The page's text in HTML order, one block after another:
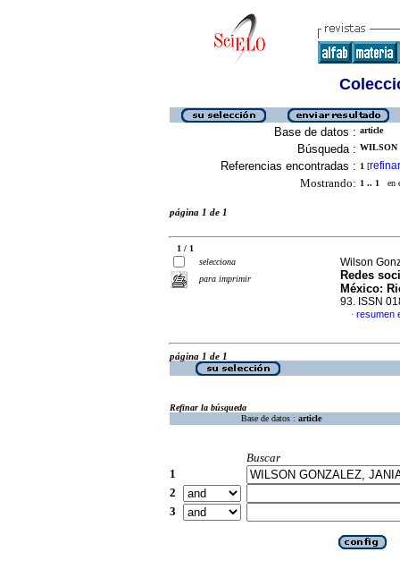
Base de datos : article
Búsqueda : WILSON
Referencias encontradas : 1 [refinar
Mostrando: 1 .. 1 en
página 1 de 1
1 / 1
selecciona
para imprimir
Wilson
Redes
México:
93. ISSN
· resumen
página 1 de 1
Refinar la búsqueda
Base de datos : article
Buscar
1
2
3